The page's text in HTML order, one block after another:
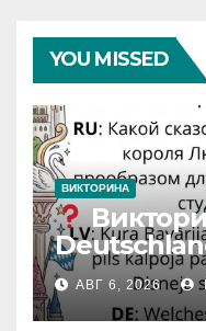
YOU MISSED
ВИКТОРИНА
№46
Замок
АВГ 6, 2026